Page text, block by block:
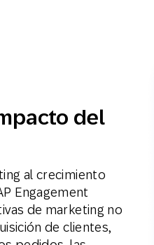
del
al crecimiento
Engagement
de marketing no
de clientes,